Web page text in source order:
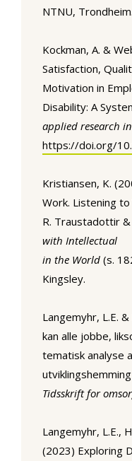
NTNU, Trondheim.
Kockman, A. &
Satisfaction,
Motivation in
Disability: A
applied research
https://doi.org/
Kristiansen, K.
Work. Listening
R. Traustadottir &
with Intellectual
in the World (s.
Kingsley.
Langemyhr, L.E.
kan alle jobbe,
tematisk analyse
Tidsskrift for
Langemyhr, L.E.,
(2023) Exploring